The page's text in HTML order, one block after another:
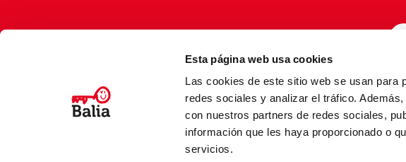
Esta página web usa cookies
Las cookies de este sitio web se usan para
redes sociales y analizar el tráfico.
con nuestros partners de redes sociales,
información que les haya proporcionado o
servicios.
Aviso Legal Política de